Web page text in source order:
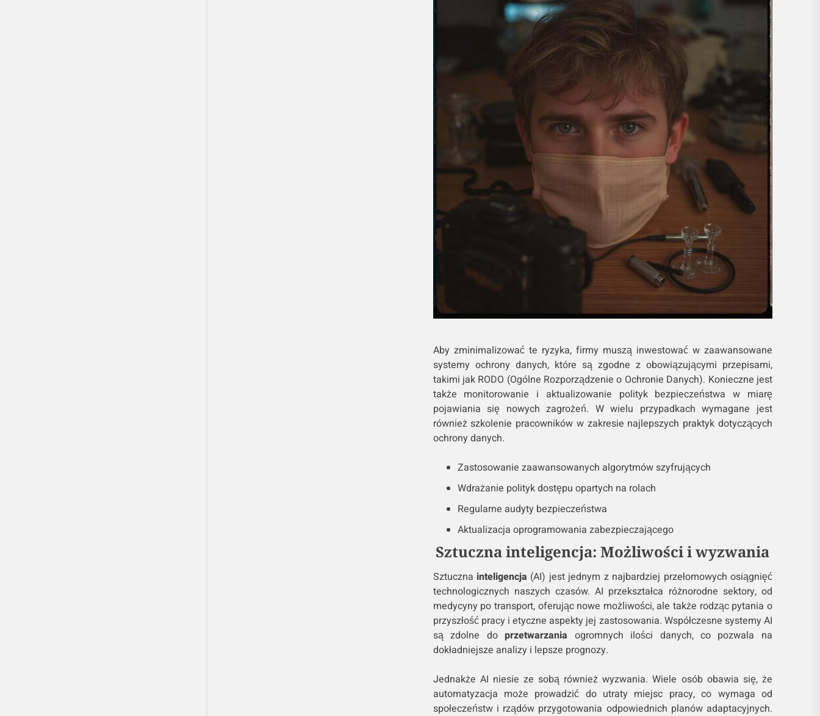
Aby zminimalizować te ryzyka, firmy muszą inwestować w zaawansowane
systemy ochrony danych, które są zgodne z obowiązującymi przepisami,
takimi jak RODO (Ogólne Rozporządzenie o Ochronie Danych). Konieczne jest
także monitorowanie i aktualizowanie polityk bezpieczeństwa w miarę
pojawiania się nowych zagrożeń. W wielu przypadkach wymagane jest
również szkolenie pracowników w zakresie najlepszych praktyk dotyczących
ochrony danych.
Zastosowanie zaawansowanych algorytmów szyfrujących
Wdrażanie polityk dostępu opartych na rolach
Regularne audyty bezpieczeństwa
Aktualizacja oprogramowania zabezpieczającego
Sztuczna inteligencja: Możliwości i wyzwania
Sztuczna inteligencja (AI) jest jednym z najbardziej przełomowych osiągnięć
technologicznych naszych czasów. AI przekształca różnorodne sektory, od
medycyny po transport, oferując nowe możliwości, ale także rodząc pytania o
przyszłość pracy i etyczne aspekty jej zastosowania. Współczesne systemy AI
są zdolne doprzetwarzania ogromnych ilości danych, co pozwala na
dokładniejsze analizy i lepsze prognozy.
Jednakże AI niesie ze sobą również wyzwania. Wiele osób obawia się, że
automatyzacja może prowadzić do utraty miejsc pracy, co wymaga od
społeczeństw i rządów przygotowania odpowiednich planów adaptacyjnych.